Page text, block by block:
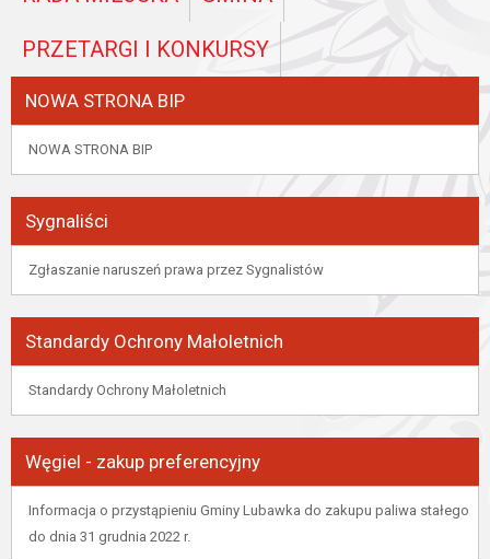
PRZETARGI I KONKURSY
NOWA STRONA BIP
NOWA STRONA BIP
Sygnaliści
Zgłaszanie naruszeń prawa przez Sygnalistów
Standardy Ochrony Małoletnich
Standardy Ochrony Małoletnich
Węgiel - zakup preferencyjny
Informacja o przystąpieniu Gminy Lubawka do zakupu paliwa stałego
do dnia 31 grudnia 2022 r.